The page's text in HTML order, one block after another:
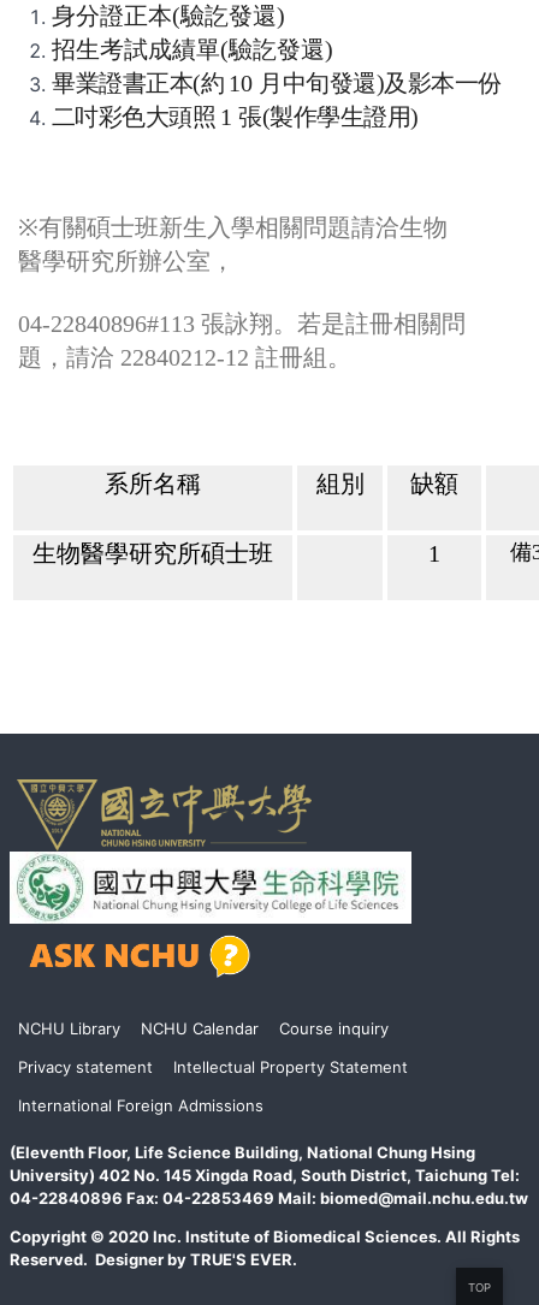
身分證正本(驗訖發還)
招生考試成績單(驗訖發還)
畢業證書正本(約 10 月中旬發還)及影本一份
二吋彩色大頭照 1張(製作學生證用)
※有關碩士班新生入學相關問題請洽生物
醫學研究所辦公室，
04-22840896#113 張詠翔。若是註冊相關問
題，請洽 22840212-12 註冊組。
系所名稱 組別 缺額
生物醫學研究所碩士班 1 備
頁
尾
NCHU Library NCHU Calendar
Course inquiry
Privacy statement
Intellectual Property Statement
International Foreign Admissions
(Eleventh Floor, Life Science Building, National Chung Hsing
University) 402 No. 145 Xingda Road, South District, Taichung Tel:
04-22840896 Fax: 04-22853469 Mail: biomed@mail.nchu.edu.tw
Copyright © 2020 Inc. Institute of Biomedical Sciences. All Rights
Reserved. Designer by TRUE'S EVER.
TOP